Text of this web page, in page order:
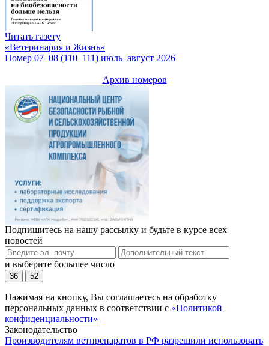
Читать газету
«Ветеринария и Жизнь»
Номер 07–08 (110–111) июль–август 2026
Архив номеров
Подпишитесь на нашу рассылку и будьте в курсе всех
новостей
и выберите большее число
36 52
Нажимая на кнопку, Вы соглашаетесь на обработку
персональных данных в соответствии с «Политикой
конфиденциальности»
Законодательство
Производителям ветпрепаратов в РФ разрешили использовать